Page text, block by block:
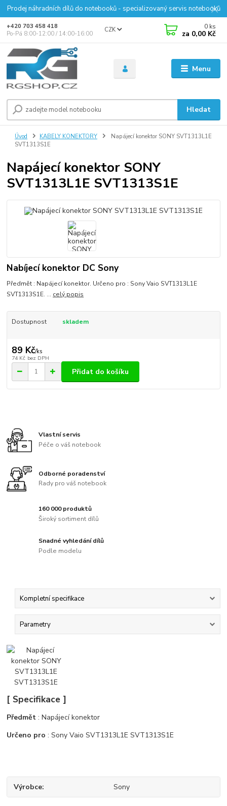
Prodej náhradních dílů do notebooků - specializovaný servis notebooků
Menu
CZK
Hledat
+420 703 458 418
Po-Pá 8:00-12:00 / 14:00-16:00
0 ks
za 0,00 Kč
Úvod KABELY KONEKTORY
Napájecí konektor SONY SVT1313L1E
SVT1313S1E
Napájecí konektor SONY
SVT1313L1E SVT1313S1E
Nabíjecí konektor DC Sony
Předmět : Napájecí konektor. Určeno pro : Sony Vaio SVT1313L1E
SVT1313S1E. ... celý popis
Dostupnost skladem
89 Kč/ks
74 Kč bez DPH
Přidat do košíku
Vlastní servis
Péče o váš notebook
Odborné poradenství
Rady pro váš notebook
160 000 produktů
Široký sortiment dílů
Snadné vyhledání dílů
Podle modelu
Kompletní specifikace
Parametry
[ Specifikace ]
Předmět : Napájecí konektor
Určeno pro : Sony Vaio SVT1313L1E SVT1313S1E
Výrobce Sony